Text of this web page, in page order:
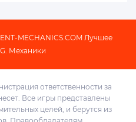
MECHANICS.COM Лучшее
Механики
ответственности за
Все игры представлены
целей, и берутся из